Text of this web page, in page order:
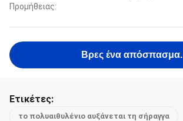
Προμήθειας:
Βρες ένα απόσπασμα.
Ετικέτες:
το πολυαιθυλένιο αυξάνεται τη σήραγγα